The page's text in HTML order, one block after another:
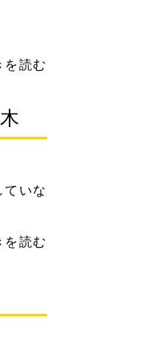
を読む
いな
を読む